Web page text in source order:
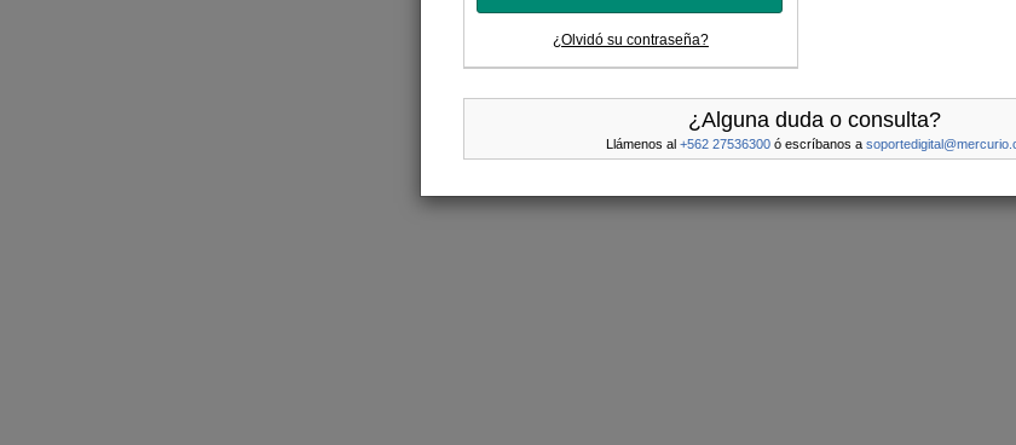
¿Olvidó su contraseña?
¿Alguna duda o consulta?
Llámenos al +562 27536300 ó escríbanos a